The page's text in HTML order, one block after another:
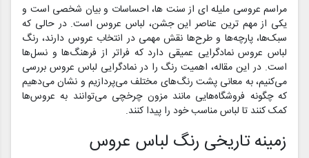
مراسم عروسی ملیله ای از سنت ها، احساسات و بیان شخصی است و
یکی از مهم ترین عناصر این جشن، لباس عروس است. در حالی که
سبک‌ها، پارچه‌ها و طرح‌ها نقش مهمی در انتخاب عروس دارند، رنگ
لباس عروس نمادگرایی عمیقی دارد که فراتر از فرهنگ‌ها و نسل‌ها
است. در این مقاله، اهمیت رنگ را در نمادگرایی لباس عروس بررسی
می‌کنیم، به معانی پشت رنگ‌های مختلف می‌پردازیم و نشان می‌دهیم
که چگونه فروشگاه‌هایی مانند مزون چرخچی می‌توانند به عروس‌ها
کمک کنند تا لباس مناسب خود را پیدا کنند.
زمینه تاریخی رنگ لباس عروس